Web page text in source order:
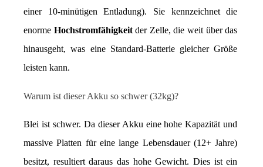
einer 10-minütigen Entladung). Sie kennzeichnet die
enorme Hochstromfähigkeit der Zelle, die weit über das
hinausgeht, was eine Standard-Batterie gleicher Größe
leisten kann.
Warum ist dieser Akku so schwer (32kg)?
Blei ist schwer. Da dieser Akku eine hohe Kapazität und
massive Platten für eine lange Lebensdauer (12+ Jahre)
besitzt, resultiert daraus das hohe Gewicht. Dies ist ein